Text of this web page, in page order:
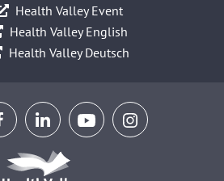
Health Valley Event
Health Valley English
Health Valley Deutsch